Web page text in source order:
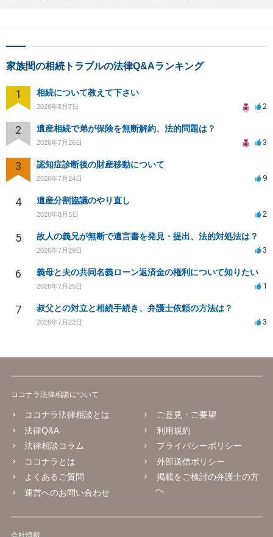
家族間の相続トラブルの法律Q&Aランキング
1 相続について教えて下さい
2026年8月7日 2
2 遺産相続で弟が保険を無断解約、法的問題は？
2026年7月26日 3
3 認知症診断後の財産移動について
2026年7月24日 9
4 遺産分割協議のやり直し
2026年8月5日 2
5 故人の義兄が無断で遺言書を発見・提出、法的対処法は？
2026年7月29日 3
6 義母と夫の共同名義ローン返済金の権利について知りたい
2026年7月25日 1
7 叔父との対立と相続手続き、弁護士依頼の方法は？
2026年7月22日 3
ココナラ法律相談について
ココナラ法律相談とは
法律Q&A
法律相談コラム
ココナラとは
よくあるご質問
運営へのお問い合わせ
ご意見・ご要望
利用規約
プライバシーポリシー
外部送信ポリシー
掲載をご検討の弁護士の方
へ
会社情報